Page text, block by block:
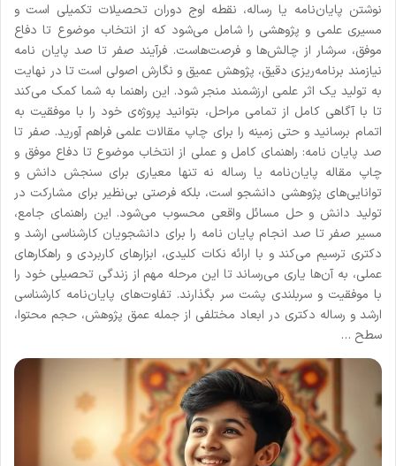
نوشتن پایان‌نامه یا رساله، نقطه اوج دوران تحصیلات تکمیلی است و
مسیری علمی و پژوهشی را شامل می‌شود که از انتخاب موضوع تا دفاع
موفق، سرشار از چالش‌ها و فرصت‌هاست. فرآیند صفر تا صد پایان نامه
نیازمند برنامه‌ریزی دقیق، پژوهش عمیق و نگارش اصولی است تا در نهایت
به تولید یک اثر علمی ارزشمند منجر شود. این راهنما به شما کمک می‌کند
تا با آگاهی کامل از تمامی مراحل، بتوانید پروژه‌ی خود را با موفقیت به
اتمام برسانید و حتی زمینه را برای چاپ مقالات علمی فراهم آورید. صفر تا
صد پایان نامه: راهنمای کامل و عملی از انتخاب موضوع تا دفاع موفق و
چاپ مقاله پایان‌نامه یا رساله نه تنها معیاری برای سنجش دانش و
توانایی‌های پژوهشی دانشجو است، بلکه فرصتی بی‌نظیر برای مشارکت در
تولید دانش و حل مسائل واقعی محسوب می‌شود. این راهنمای جامع،
مسیر صفر تا صد انجام پایان نامه را برای دانشجویان کارشناسی ارشد و
دکتری ترسیم می‌کند و با ارائه نکات کلیدی، ابزارهای کاربردی و راهکارهای
عملی، به آن‌ها یاری می‌رساند تا این مرحله مهم از زندگی تحصیلی خود را
با موفقیت و سربلندی پشت سر بگذارند. تفاوت‌های پایان‌نامه کارشناسی
ارشد و رساله دکتری در ابعاد مختلفی از جمله عمق پژوهش، حجم محتوا،
سطح …